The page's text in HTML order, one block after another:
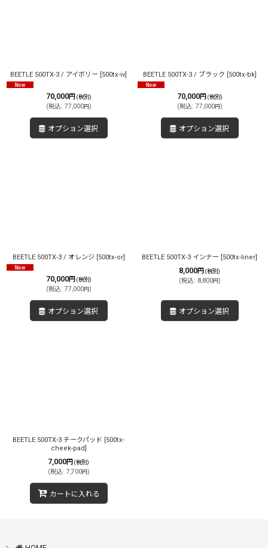
BEETLE 500TX-3 / アイボリー [500tx-iv]
70,000円 (税別)
(税込: 77,000円)
オプション選択
BEETLE 500TX-3 / ブラック [500tx-bk]
70,000円 (税別)
(税込: 77,000円)
オプション選択
BEETLE 500TX-3 / オレンジ [500tx-or]
70,000円 (税別)
(税込: 77,000円)
オプション選択
BEETLE 500TX-3 インナー [500tx-liner]
8,000円 (税別)
(税込: 8,800円)
オプション選択
BEETLE 500TX-3 チークパッド [500tx-
cheek-pad]
7,000円 (税別)
(税込: 7,700円)
カートに入れる